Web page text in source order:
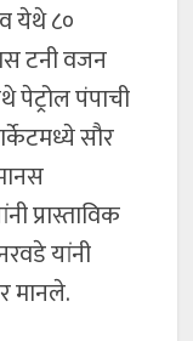
येथे ८०
टनी वजन
पंपाची
सौर
प्रास्ताविक
यांनी
मानले.